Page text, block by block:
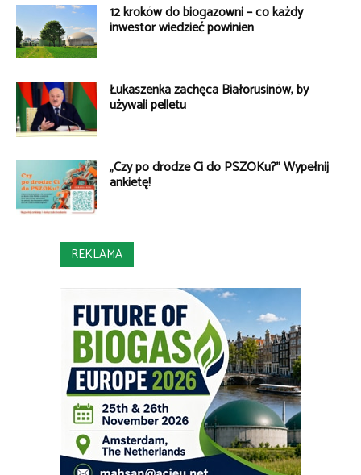
12 kroków do biogazowni – co każdy
inwestor wiedzieć powinien
Łukaszenka zachęca Białorusinów, by
używali pelletu
„Czy po drodze Ci do PSZOKu?” Wypełnij
ankietę!
REKLAMA